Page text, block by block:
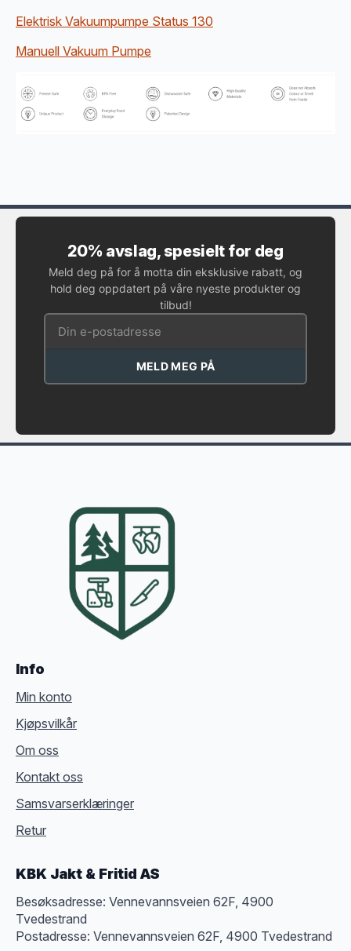
Elektrisk Vakuumpumpe Status 130
Manuell Vakuum Pumpe
20% avslag, spesielt for deg
Meld deg på for å motta din eksklusive rabatt, og
hold deg oppdatert på våre nyeste produkter og
tilbud!
MELD MEG PÅ
Info
Min konto
Kjøpsvilkår
Om oss
Kontakt oss
Samsvarserklæringer
Retur
KBK Jakt & Fritid AS
Besøksadresse: Vennevannsveien 62F, 4900
Tvedestrand
Postadresse: Vennevannsveien 62F, 4900 Tvedestrand